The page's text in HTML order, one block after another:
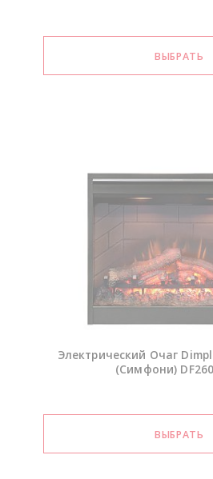
Электрический Очаг
(Симфони)